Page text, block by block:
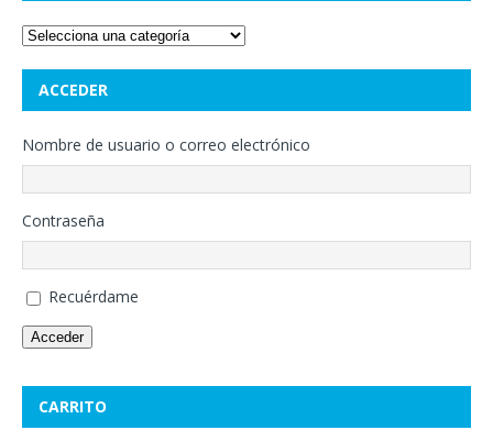
ACCEDER
Nombre de usuario o correo electrónico
Contraseña
Recuérdame
Acceder
CARRITO